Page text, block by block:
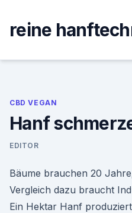
content
reine
CBD VEGAN
Hanf
EDITOR
Bäume brauchen 20
Vergleich dazu braucht
Ein Hektar Hanf